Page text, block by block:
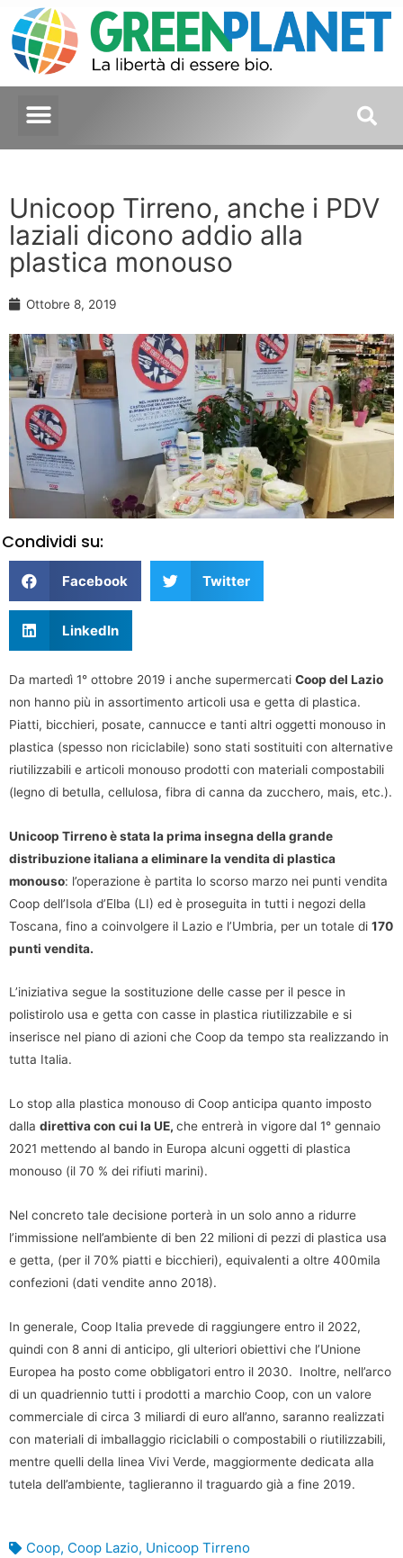
Unicoop Tirreno, anche i PDV
laziali dicono addio alla
plastica monouso
Ottobre 8, 2019
Condividi su:
Facebook Twitter
LinkedIn
Da martedì 1° ottobre 2019 i anche supermercati Coop del Lazio
non hanno più in assortimento articoli usa e getta di plastica.
Piatti, bicchieri, posate, cannucce e tanti altri oggetti monouso in
plastica (spesso non riciclabile) sono stati sostituiti con alternative
riutilizzabili e articoli monouso prodotti con materiali compostabili
(legno di betulla, cellulosa, fibra di canna da zucchero, mais, etc.).
Unicoop Tirreno è stata la prima insegna della grande
distribuzione italiana a eliminare la vendita di plastica
monouso: l’operazione è partita lo scorso marzo nei punti vendita
Coop dell’Isola d’Elba (LI) ed è proseguita in tutti i negozi della
Toscana, fino a coinvolgere il Lazio e l’Umbria, per un totale di 170
punti vendita.
L’iniziativa segue la sostituzione delle casse per il pesce in
polistirolo usa e getta con casse in plastica riutilizzabile e si
inserisce nel piano di azioni che Coop da tempo sta realizzando in
tutta Italia.
Lo stop alla plastica monouso di Coop anticipa quanto imposto
dalla direttiva con cui la UE, che entrerà in vigoredal 1° gennaio
2021 mettendo al bando in Europa alcuni oggetti di plastica
monouso (il 70 % dei rifiuti marini).
Nel concreto tale decisione porterà in un solo anno a ridurre
l’immissione nell’ambiente di ben 22 milioni di pezzi di plastica usa
e getta, (per il 70% piatti e bicchieri), equivalenti a oltre 400mila
confezioni (dati vendite anno 2018).
In generale, Coop Italia prevede di raggiungere entro il 2022,
quindi con 8 anni di anticipo, gli ulteriori obiettivi che l’Unione
Europea ha posto come obbligatori entro il 2030. Inoltre, nell’arco
di un quadriennio tutti i prodotti a marchio Coop, con un valore
commerciale di circa 3 miliardi di euro all’anno, saranno realizzati
con materiali di imballaggio riciclabili o compostabili o riutilizzabili,
mentre quelli della linea Vivi Verde, maggiormente dedicata alla
tutela dell’ambiente, taglieranno il traguardo già a fine 2019.
Coop, Coop Lazio, Unicoop Tirreno